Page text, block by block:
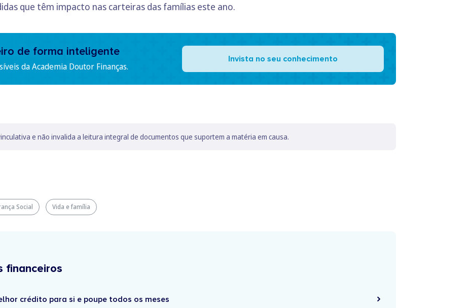
que têm impacto nas carteiras das famílias este ano.
de forma inteligente
da Academia Doutor Finanças.
Invista no seu conhecimento
e não invalida a leitura integral de documentos que suportem a matéria em causa.
Social Vida e família
financeiros
crédito para si e poupe todos os meses